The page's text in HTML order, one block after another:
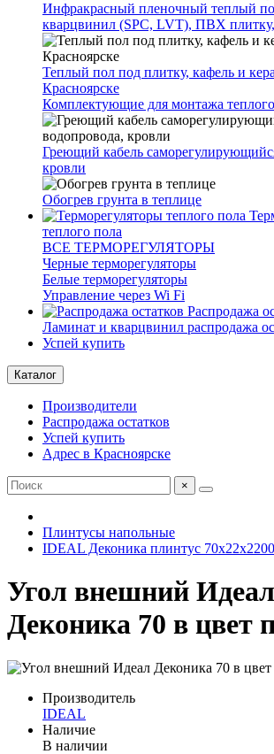
Инфракрасный пленочный теплый
кварцвинил (SPC, LVT), ПВХ
Теплый пол под плитку, кафель и
Красноярске
Комплектующие для монтажа
Греющий кабель
кровли
Обогрев грунта в теплице
теплого пола
ВСЕ ТЕРМОРЕГУЛЯТОРЫ
Черные терморегуляторы
Белые терморегуляторы
Управление через Wi Fi
Распродажа
Ламинат и кварцвинил распродажа
Успей купить
Каталог
Производители
Распродажа остатков
Успей купить
Адрес в Красноярске
×
Плинтусы напольные
IDEAL Деконика плинтус
Угол внешний Идеал
Деконика 70 в цвет
Производитель
IDEAL
Наличие
В наличии